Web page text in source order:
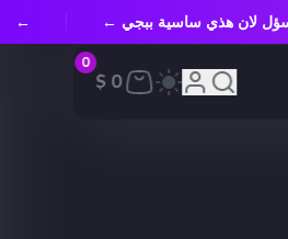
0
0 $
مسؤل لان هذي ساسية ببجي ←